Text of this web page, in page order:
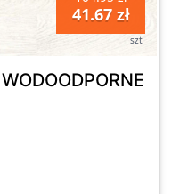
41.67 zł
szt